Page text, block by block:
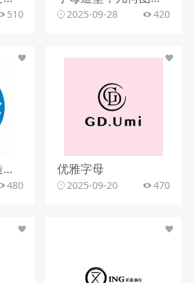
510 2025-09-28 420
红蓝配色，字母造型，文字组合
480
优雅字母
2025-09-20 470